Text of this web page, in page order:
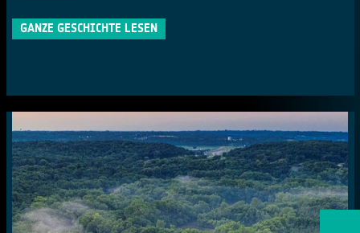
GANZE GESCHICHTE LESEN